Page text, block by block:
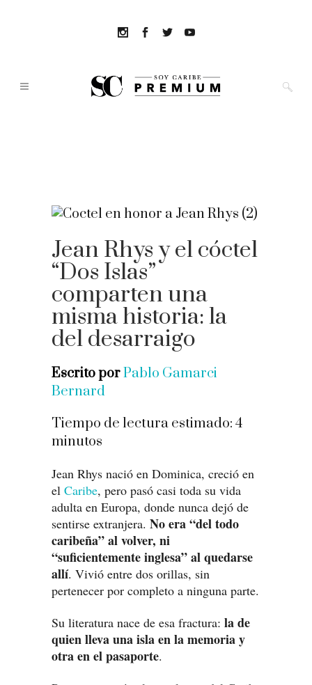
Jean Rhys y el cóctel
“Dos Islas”
comparten una
misma historia: la
del desarraigo
Escrito porPablo Gamarci
Bernard
Tiempo de lectura estimado: 4
minutos
Jean Rhys nació en Dominica, creció en
el Caribe, pero pasó casi toda su vida
adulta en Europa, donde nunca dejó de
sentirse extranjera. No era “del todo
caribeña” al volver, ni
“suficientemente inglesa” al quedarse
allí. Vivió entre dos orillas, sin
pertenecer por completo a ninguna parte.
Su literatura nace de esa fractura: la de
quien lleva una isla en la memoria y
otra en el pasaporte.